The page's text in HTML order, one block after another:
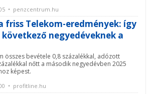
• penzcentrum.hu
friss Telekom-eredmények: így
negyedéveknek a
összes bevétele 0,8 százalékkal, adózott
nőtt a második negyedévben 2025
képest.
• profitline.hu